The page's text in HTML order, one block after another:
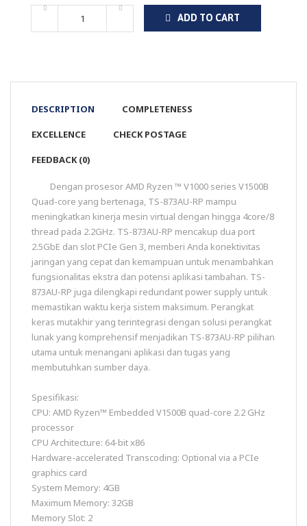
ADD TO CART
DESCRIPTION COMPLETENESS
EXCELLENCE CHECK POSTAGE
FEEDBACK (0)
Dengan prosesor AMD Ryzen ™ V1000 series V1500B
Quad-core yang bertenaga, TS-873AU-RP mampu
meningkatkan kinerja mesin virtual dengan hingga 4core/8
thread pada 2.2GHz. TS-873AU-RP mencakup dua port
2.5GbE dan slot PCIe Gen 3, memberi Anda konektivitas
jaringan yang cepat dan kemampuan untuk menambahkan
fungsionalitas ekstra dan potensi aplikasi tambahan. TS-
873AU-RP juga dilengkapi redundant power supply untuk
memastikan waktu kerja sistem maksimum. Perangkat
keras mutakhir yang terintegrasi dengan solusi perangkat
lunak yang komprehensif menjadikan TS-873AU-RP pilihan
utama untuk menangani aplikasi dan tugas yang
membutuhkan sumber daya.
Spesifikasi:
CPU: AMD Ryzen™ Embedded V1500B quad-core 2.2 GHz
processor
CPU Architecture: 64-bit x86
Hardware-accelerated Transcoding: Optional via a PCIe
graphics card
System Memory: 4GB
Maximum Memory: 32GB
Memory Slot: 2